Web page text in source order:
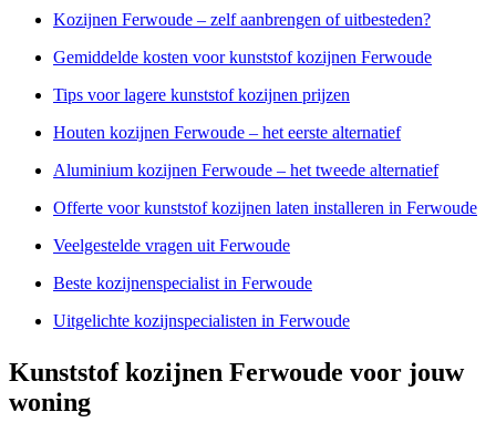
Kozijnen Ferwoude – zelf aanbrengen of uitbesteden?
Gemiddelde kosten voor kunststof kozijnen Ferwoude
Tips voor lagere kunststof kozijnen prijzen
Houten kozijnen Ferwoude – het eerste alternatief
Aluminium kozijnen Ferwoude – het tweede alternatief
Offerte voor kunststof kozijnen laten installeren in Ferwoude
Veelgestelde vragen uit Ferwoude
Beste kozijnenspecialist in Ferwoude
Uitgelichte kozijnspecialisten in Ferwoude
Kunststof kozijnen Ferwoude voor jouw
woning